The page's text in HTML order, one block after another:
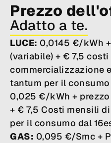
Prezzo
Adatto a te.
LUCE: 0,0145 €/kWh
(variabile) + € 7,5
commercializzazione
tantum per il
0,025 €/kWh +
+ € 7,5 Costi mensili
per il consumo dal
GAS: 0,095 €/Smc +